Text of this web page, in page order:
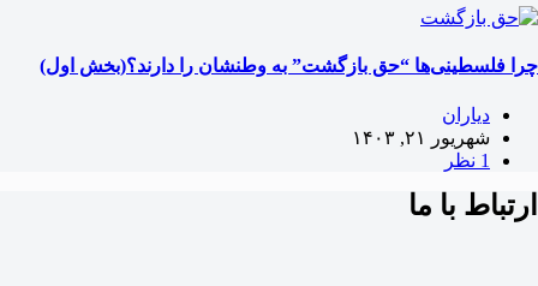
چرا فلسطینی‌ها “حق بازگشت” به وطنشان‌ را دارند؟(بخش اول)
دیاران
شهریور ۲۱, ۱۴۰۳
1 نظر
ارتباط با ما